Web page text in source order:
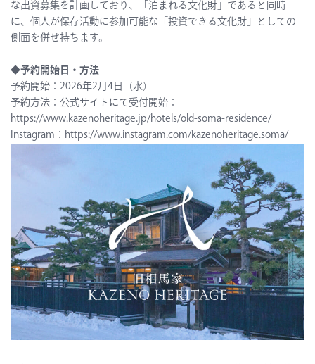
な出資募集を計画しており、「泊まれる文化財」であると同時
に、個人が保存活動に参加可能な「投資できる文化財」としての
側面を併せ持ちます。
◆予約開始日・方法
予約開始：2026年2月4日（水）
予約方法：公式サイトにて受付開始：
https://www.kazenoheritage.jp/hotels/old-soma-residence/
Instagram： https://www.instagram.com/kazenoheritage.soma/